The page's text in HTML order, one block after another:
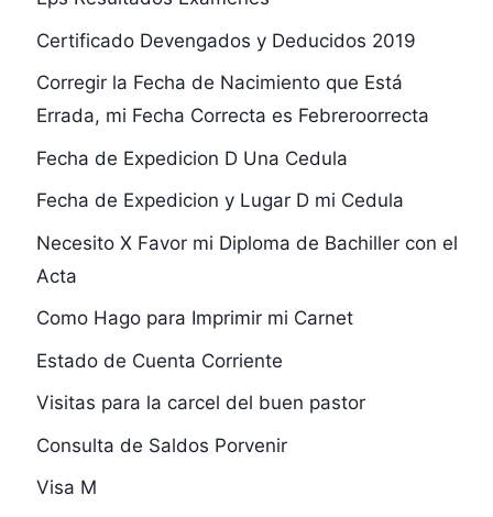
Certificado Devengados y Deducidos 2019
Corregir la Fecha de Nacimiento que Está
Errada, mi Fecha Correcta es Febreroorrecta
Fecha de Expedicion D Una Cedula
Fecha de Expedicion y Lugar D mi Cedula
Necesito X Favor mi Diploma de Bachiller con el
Acta
Como Hago para Imprimir mi Carnet
Estado de Cuenta Corriente
Visitas para la carcel del buen pastor
Consulta de Saldos Porvenir
Visa M